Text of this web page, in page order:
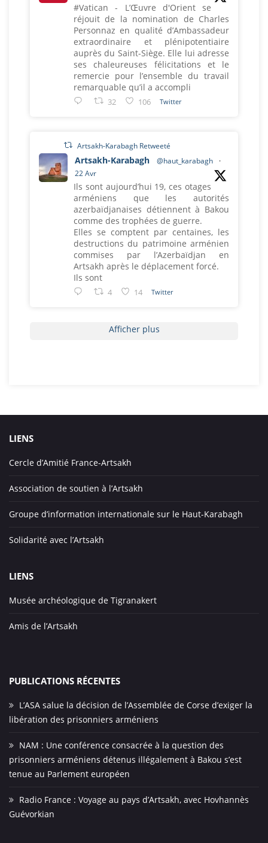
#Vatican - L’Œuvre d'Orient se
réjouit de la nomination de Charles
Personnaz en qualité d’Ambassadeur
extraordinaire et plénipotentiaire
auprès du Saint-Siège. Elle lui adresse
ses chaleureuses félicitations et le
remercie pour l’ensemble du travail
remarquable qu’il a accompli
32 106 Twitter
Artsakh-Karabagh Retweeté
Artsakh-Karabagh @haut_karabagh
·
22 Avr
Ils sont aujourd’hui 19, ces otages
arméniens que les autorités
azerbaïdjanaises détiennent à Bakou
comme des trophées de guerre.
Elles se comptent par centaines, les
destructions du patrimoine arménien
commises par l’Azerbaïdjan en
Artsakh après le déplacement forcé.
Ils sont
4 14 Twitter
Afficher plus
LIENS
Cercle d’Amitié France-Artsakh
Association de soutien à l’Artsakh
Groupe d’information internationale sur le Haut-Karabagh
Solidarité avec l’Artsakh
LIENS
Musée archéologique de Tigranakert
Amis de l’Artsakh
PUBLICATIONS RÉCENTES
L’ASA salue la décision de l’Assemblée de Corse d’exiger la
libération des prisonniers arméniens
NAM : Une conférence consacrée à la question des
prisonniers arméniens détenus illégalement à Bakou s’est
tenue au Parlement européen
Radio France : Voyage au pays d’Artsakh, avec Hovhannès
Guévorkian